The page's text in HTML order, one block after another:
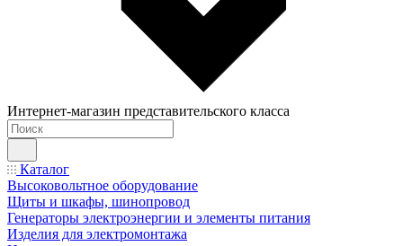
Интернет-магазин представительского класса
Каталог
Высоковольтное оборудование
Щиты и шкафы, шинопровод
Генераторы электроэнергии и элементы питания
Изделия для электромонтажа